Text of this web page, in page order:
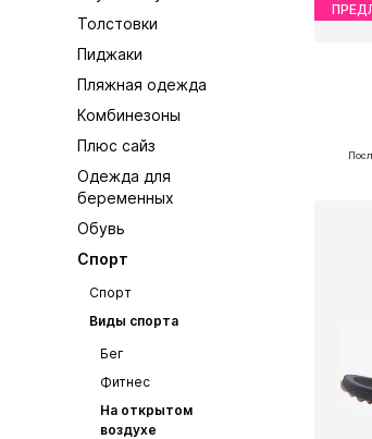
Толстовки
Пиджаки
Пляжная одежда
Комбинезоны
Плюс сайз
Одежда для
беременных
Обувь
Спорт
Спорт
Виды спорта
Бег
Фитнес
На открытом
воздухе